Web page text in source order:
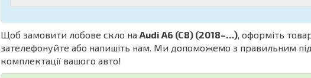
Щоб замовити лобове скло на Audi A6 (C8) (2018–…), оформіть
зателефонуйте або напишіть нам. Ми допоможемо з правильним
комплектації вашого авто!